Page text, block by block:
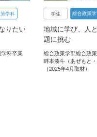
学科
りたい
学科卒業
学生 総合政策
地域に学び、人
題に挑む
総合政策学部総合政
畔本湊斗（あぜもと
（2025年4月取材）